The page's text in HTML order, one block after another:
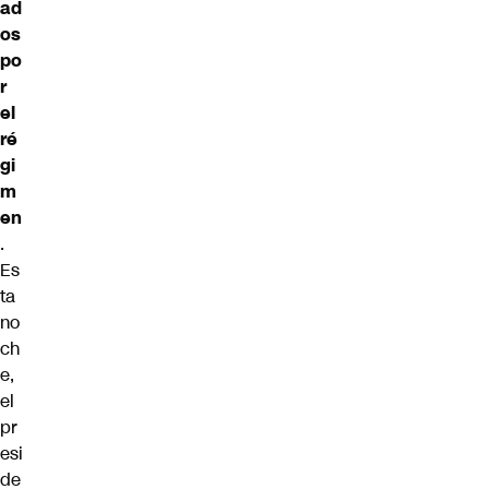
ad
os
po
r
el
ré
gi
m
en
.
Es
ta
no
ch
e,
el
pr
esi
de